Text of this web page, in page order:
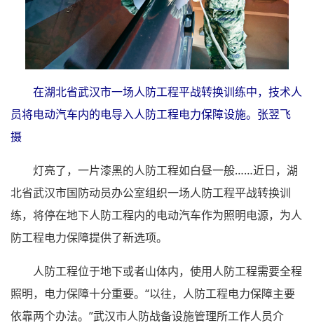
在湖北省武汉市一场人防工程平战转换训练中，技术人
员将电动汽车内的电导入人防工程电力保障设施。张翌飞
摄
灯亮了，一片漆黑的人防工程如白昼一般……近日，湖
北省武汉市国防动员办公室组织一场人防工程平战转换训
练，将停在地下人防工程内的电动汽车作为照明电源，为人
防工程电力保障提供了新选项。
人防工程位于地下或者山体内，使用人防工程需要全程
照明，电力保障十分重要。“以往，人防工程电力保障主要
依靠两个办法。”武汉市人防战备设施管理所工作人员介